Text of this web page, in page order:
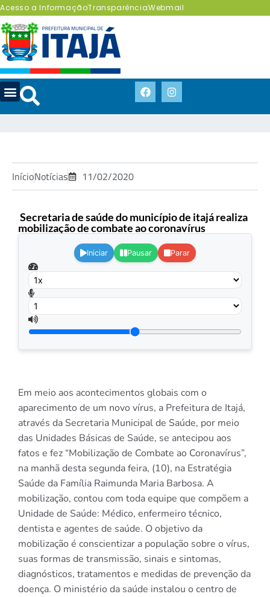
Acesso a InformaçãoTransparênciaWebmail
InícioNotícias 11/02/2020
Secretaria de saúde do município de itajá realiza
mobilização de combate ao coronavírus
Iniciar Pausar Parar
Em meio aos acontecimentos globais com o
aparecimento de um novo vírus, a Prefeitura de Itajá,
através da Secretaria Municipal de Saúde, por meio
das Unidades Básicas de Saúde, se antecipou aos
fatos e fez “Mobilização de Combate ao Coronavírus”,
na manhã desta segunda feira, (10), na Estratégia
Saúde da Família Raimunda Maria Barbosa. A
mobilização, contou com toda equipe que compõem a
Unidade de Saúde: Médico, enfermeiro técnico,
dentista e agentes de saúde. O objetivo da
mobilização é conscientizar a população sobre o vírus,
suas formas de transmissão, sinais e sintomas,
diagnósticos, tratamentos e medidas de prevenção da
doença. O ministério da saúde instalou o centro de